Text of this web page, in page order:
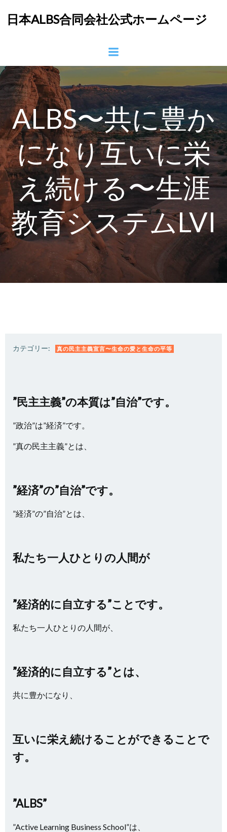
ン
ツ
へ
キ
ッ
プ
日本ALBS合同会社公式ホームページ
ALBS〜共に豊か
になり互いに栄
え続ける〜生涯
教育システムLVI
カテゴリー: 真の民主主義宣言〜生命の愛と生命の平等
”民主主義”の本質は”自治”です。
”政治”は”経済”です。
”真の民主主義”とは、
”経済”の”自治”です。
”経済”の”自治”とは、
私たち一人ひとりの人間が
”経済的に自立する”ことです。
私たち一人ひとりの人間が、
”経済的に自立する”とは、
共に豊かになり、
互いに栄え続けることができることで
す。
”ALBS”
”Active Learning Business School”は、